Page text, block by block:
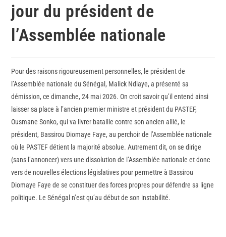
jour du président de
l’Assemblée nationale
Pour des raisons rigoureusement personnelles, le président de
l’Assemblée nationale du Sénégal, Malick Ndiaye, a présenté sa
démission, ce dimanche, 24 mai 2026. On croit savoir qu’il entend ainsi
laisser sa place à l’ancien premier ministre et président du PASTEF,
Ousmane Sonko, qui va livrer bataille contre son ancien allié, le
président, Bassirou Diomaye Faye, au perchoir de l’Assemblée nationale
où le PASTEF détient la majorité absolue. Autrement dit, on se dirige
(sans l’annoncer) vers une dissolution de l’Assemblée nationale et donc
vers de nouvelles élections législatives pour permettre à Bassirou
Diomaye Faye de se constituer des forces propres pour défendre sa ligne
politique. Le Sénégal n’est qu’au début de son instabilité.